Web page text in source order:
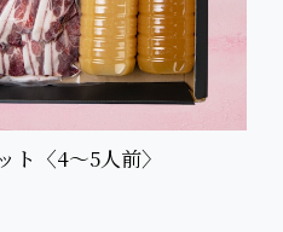
ト〈4〜5人前〉